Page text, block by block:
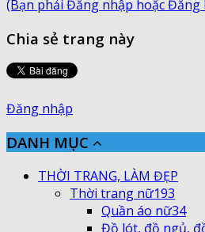
(Bạn phải Đăng nhập hoặc Đăng
Chia sẻ trang này
Đăng nhập
DANH MỤC
THỜI TRANG, LÀM ĐẸP
Thời trang nữ193
Quần áo nữ34
Đồ lót, đồ ngủ,